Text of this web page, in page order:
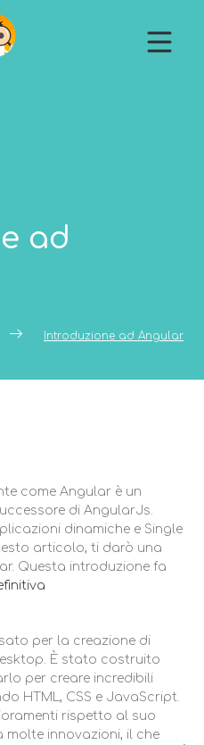
ad
Introduzione ad Angular
come Angular è un
di AngularJs.
dinamiche e Single
articolo, ti darò una
Questa introduzione fa
per la creazione di
È stato costruito
per creare incredibili
HTML, CSS e JavaScript.
rispetto al suo
molte innovazioni, il che